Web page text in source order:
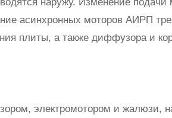
асинхронных моторов АИРП
плиты, а также диффузора и
электромотором и жалюзи,